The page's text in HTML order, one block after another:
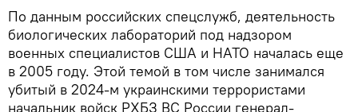
По данным российских спецслужб, деятельность
биологических лабораторий под надзором
военных специалистов США и НАТО началась еще
в 2005 году. Этой темой в том числе занимался
убитый в 2024-м украинскими террористами
начальник войск РХБЗ ВС России генерал-